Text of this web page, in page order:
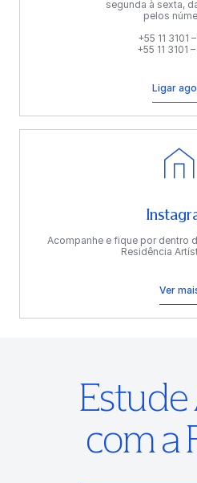
segunda à sexta,
pelos
+55 11 3101
+55 11 3101
Ligar
Acompanhe e fique por dentro
Residência
Ver
com a